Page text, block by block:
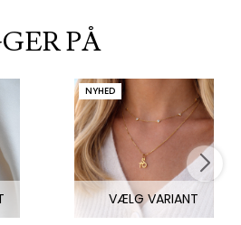
PÅ
NYHED
VÆLG VARIANT